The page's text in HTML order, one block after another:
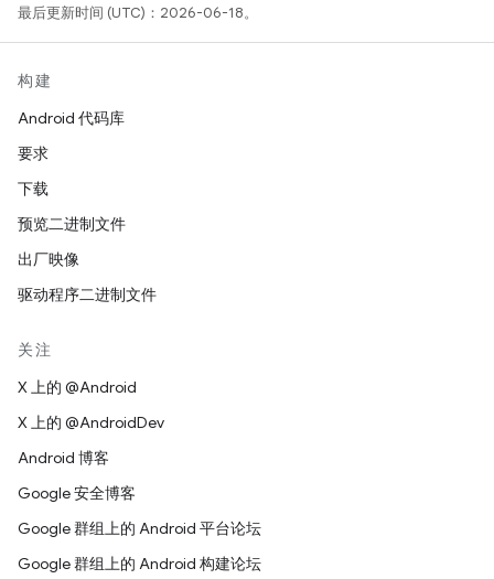
最后更新时间 (UTC)：2026-06-18。
构建
Android 代码库
要求
下载
预览二进制文件
出厂映像
驱动程序二进制文件
关注
X 上的 @Android
X 上的 @AndroidDev
Android 博客
Google 安全博客
Google 群组上的 Android 平台论坛
Google 群组上的 Android 构建论坛